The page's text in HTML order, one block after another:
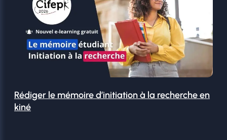
Rédiger le mémoire d’initiation à la recherche en
kiné